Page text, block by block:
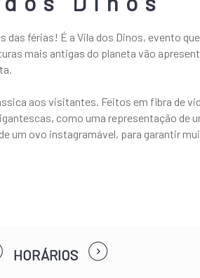
férias! É a Vila dos Dinos, evento
mais antigas do planeta vão
aos visitantes. Feitos em fibra de
como uma representação de
um ovo instagramável, para garantir
HORÁRIOS
prev